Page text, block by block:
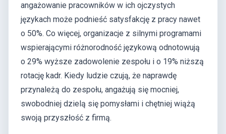
angażowanie pracowników w ich ojczystych
językach może podnieść satysfakcję z pracy nawet
o 50%. Co więcej, organizacje z silnymi programami
wspierającymi różnorodność językową odnotowują
o 29% wyższe zadowolenie zespołu i o 19% niższą
rotację kadr. Kiedy ludzie czują, że naprawdę
przynależą do zespołu, angażują się mocniej,
swobodniej dzielą się pomysłami i chętniej wiążą
swoją przyszłość z firmą.